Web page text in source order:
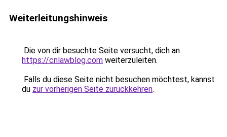
Weiterleitungshinweis
Die von dir besuchte Seite versucht, dich an
https://cnlawblog.com weiterzuleiten.
Falls du diese Seite nicht besuchen möchtest, kannst
du zur vorherigen Seite zurückkehren.